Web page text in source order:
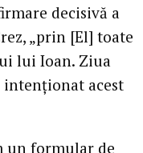
decisivă a
„prin [El] toate
lui Ioan. Ziua
intenționat acest
un formular de